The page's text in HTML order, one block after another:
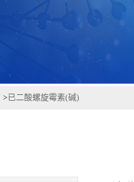
> 已二酸螺旋霉素(碱)